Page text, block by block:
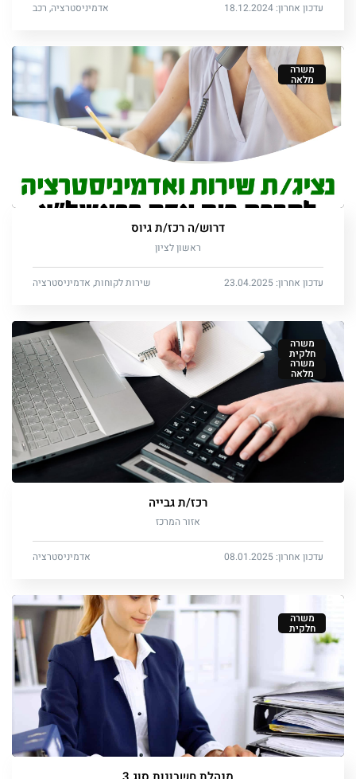
עדכון אחרון: 18.12.2024 אדמיניסטרציה, רכב
משרה
מלאה
דרוש/ה רכז/ת גיוס
ראשון לציון
עדכון אחרון: 23.04.2025 שירות לקוחות, אדמיניסטרציה
משרה
חלקית
משרה
מלאה
רכז/ת גבייה
אזור המרכז
עדכון אחרון: 08.01.2025 אדמיניסטרציה
משרה
חלקית